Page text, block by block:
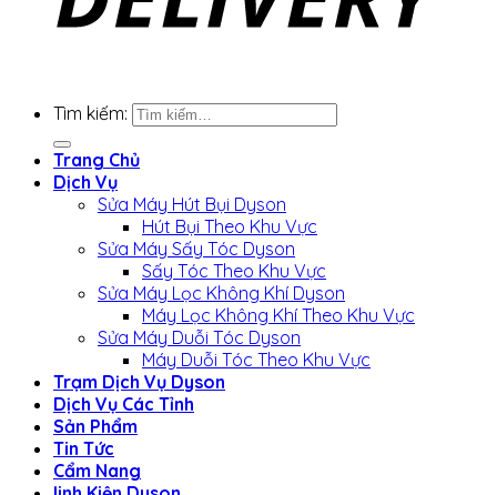
Tìm kiếm:
Trang Chủ
Dịch Vụ
Sửa Máy Hút Bụi Dyson
Hút Bụi Theo Khu Vực
Sửa Máy Sấy Tóc Dyson
Sấy Tóc Theo Khu Vực
Sửa Máy Lọc Không Khí Dyson
Máy Lọc Không Khí Theo Khu Vực
Sửa Máy Duỗi Tóc Dyson
Máy Duỗi Tóc Theo Khu Vực
Trạm Dịch Vụ Dyson
Dịch Vụ Các Tỉnh
Sản Phẩm
Tin Tức
Cẩm Nang